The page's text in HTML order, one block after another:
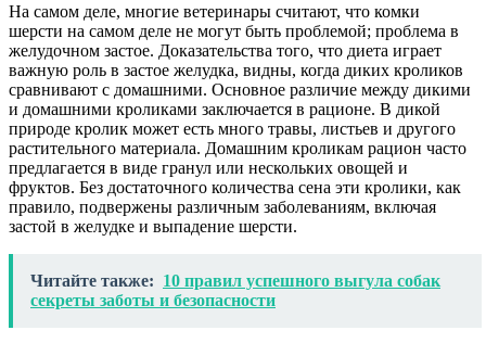
На самом деле, многие ветеринары считают, что комки
шерсти на самом деле не могут быть проблемой; проблема в
желудочном застое. Доказательства того, что диета играет
важную роль в застое желудка, видны, когда диких кроликов
сравнивают с домашними. Основное различие между дикими
и домашними кроликами заключается в рационе. В дикой
природе кролик может есть много травы, листьев и другого
растительного материала. Домашним кроликам рацион часто
предлагается в виде гранул или нескольких овощей и
фруктов. Без достаточного количества сена эти кролики, как
правило, подвержены различным заболеваниям, включая
застой в желудке и выпадение шерсти.
Читайте также: 10 правил успешного выгула собак
секреты заботы и безопасности